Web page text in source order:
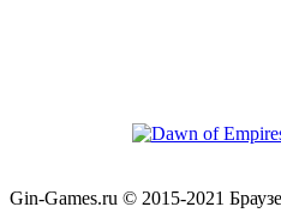
Gin-Games.ru © 2015-2021